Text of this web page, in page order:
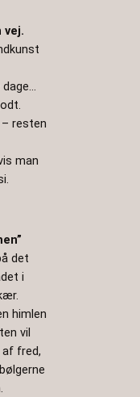
vej.
resten
man
det
i
himlen
vil
af fred,